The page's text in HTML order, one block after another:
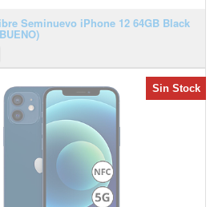
Seminuevo iPhone 12 64GB Black
Sin Stock